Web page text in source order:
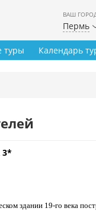
ВАШ
Пермь
туры Календарь
3*
здании 19-го века